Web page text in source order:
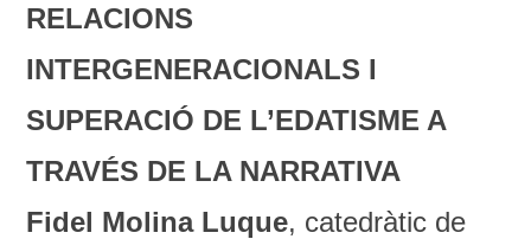
RELACIONS
INTERGENERACIONALS I
SUPERACIÓ DE L’EDATISME A
TRAVÉS DE LA NARRATIVA
Fidel Molina Luque, catedràtic de